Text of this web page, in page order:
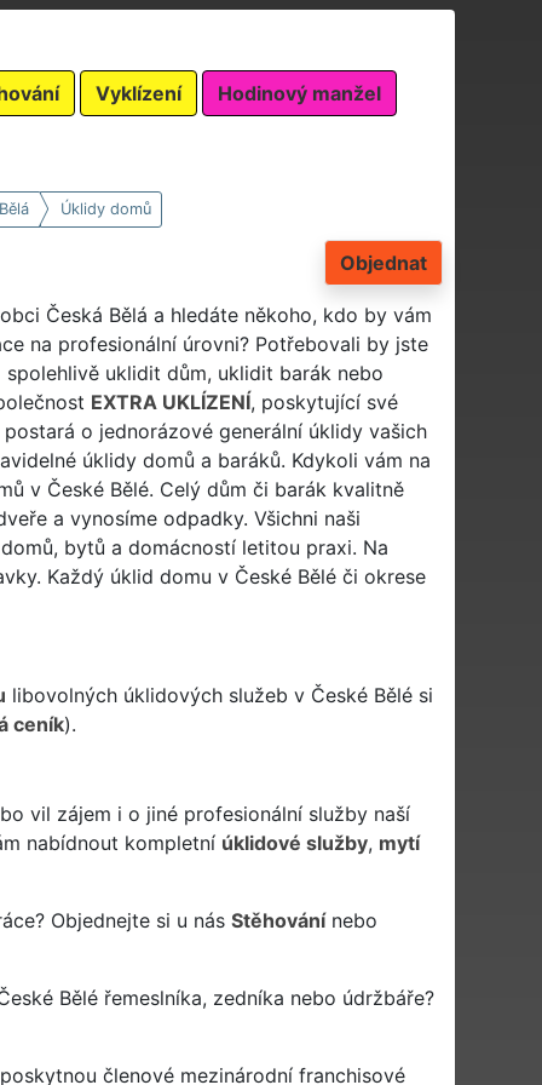
Vyklízení Hodinový manžel
Úklidy domů
Objednat
Česká Bělá a hledáte někoho, kdo by vám
na profesionální úrovni? Potřebovali by jste
uklidit dům, uklidit barák nebo
EXTRA UKLÍZENÍ, poskytující své
o jednorázové generální úklidy vašich
úklidy domů a baráků. Kdykoli vám na
v České Bělé. Celý dům či barák kvalitně
a vynosíme odpadky. Všichni naši
bytů a domácností letitou praxi. Na
Každý úklid domu v České Bělé či okrese
libovolných úklidových služeb v České Bělé si
ceník).
vil zájem i o jiné profesionální služby naší
nabídnout kompletní úklidové služby, mytí
Objednejte si u nás Stěhovánínebo
Bělé řemeslníka, zedníka nebo údržbáře?
členové mezinárodní franchisové